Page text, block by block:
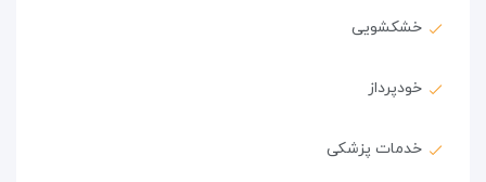
خشکشویی
خودپرداز
خدمات پزشکی